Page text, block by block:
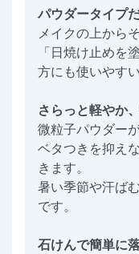
パウダータイプ
メイクの上から
「日焼け止めを
方にも使いやす
さらっと軽やか
微粒子パウダー
ベタつきを抑え
きます。
暑い季節や汗ば
です。
石けんで簡単に